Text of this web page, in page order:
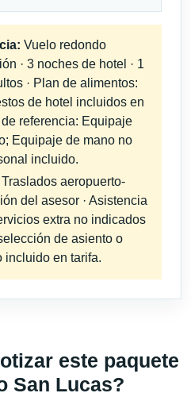
Vuelo redondo
· 3 noches de hotel · 1
· Plan de alimentos:
de hotel incluidos en
referencia: Equipaje
Equipaje de mano no
incluido.
Traslados aeropuerto-
del asesor · Asistencia
extra no indicados
de asiento o
incluido en tarifa.
este paquete
San Lucas?